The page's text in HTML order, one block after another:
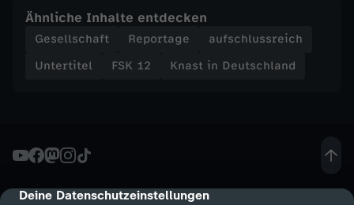
cmp-dialog-description
Deine Datenschutzeinstellungen
-
S
h
u
Ähnliche Inhalte entdecken
Gesellschaft Reportage
aufschlussreich
Untertitel
FSK 12 Knast in Deutschland